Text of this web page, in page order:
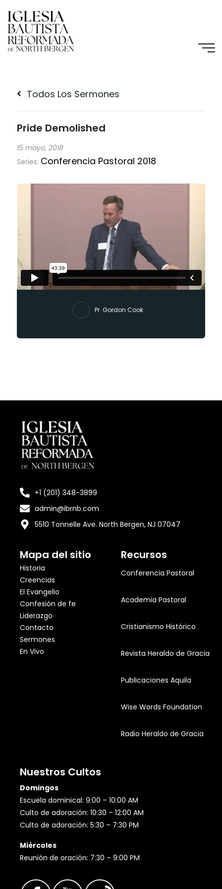
Todos Los Sermones
Pride Demolished
15 mayo, 2018
Series: Conferencia Pastoral 2018
Pr. Gordon Cook
+1 (201) 348-3899
admin@ibrnb.com
5510 Tonnelle Ave. North Bergen, NJ 07047
Mapa del sitio
Historia
Creencias
El Evangelio
Confesión de fe
Liderazgo
Contacto
Sermones
En Vivo
Recursos
Conferencia Pastoral
Academia Pastoral
Cristianismo Histórico
Revista Heraldo de Gracia
Publicaciones Aquila
Wise Words Foundation
Radio Heraldo de Gracia
Nuestros Cultos
Domingos
Escuela dominical: 9:00 – 10:00 AM
Culto de adoración: 10:30 – 12:00 AM
Culto de adoración: 5:30 – 7:30 PM
Miércoles
Reunión de oración: 7:30 – 9:00 PM